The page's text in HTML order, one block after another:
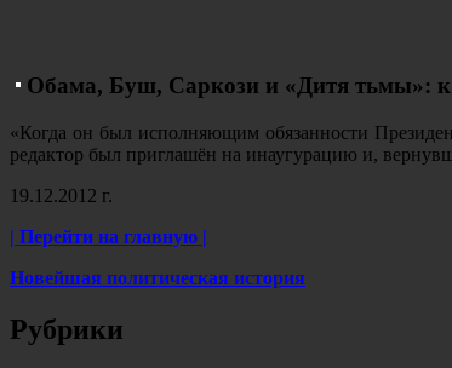
Обама, Буш, Саркози и «Дитя тьмы»: к
«Когда он был исполняющим обязанности
редактор был приглашён на инаугурацию и,
19.12.2012 г.
| Перейти на главную |
Новейшая политическая история
Рубрики